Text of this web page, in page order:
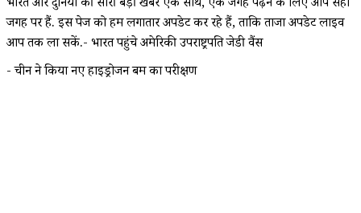
भारत और दुनिया की सारी बड़ी खबरें एक साथ, एक जगह पढ़ने के लिए आप सही
जगह पर हैं. इस पेज को हम लगातार अपडेट कर रहे हैं, ताकि ताजा अपडेट लाइव
आप तक ला सकें.- भारत पहुंचे अमेरिकी उपराष्ट्रपति जेडी वैंस
- चीन ने किया नए हाइड्रोजन बम का परीक्षण